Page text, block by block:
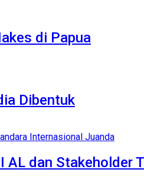
di Papua
Dibentuk
dan Stakeholder